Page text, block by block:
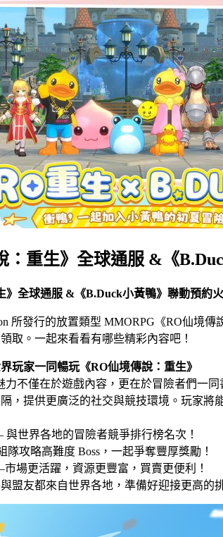
：重生》全球通服 &《
》全球通服 &《B.Duck小黃鴨》聯動預約
所發行的放置類型 MMORPG《RO仙境
取。一起來看看有哪些精彩內容吧！
玩家一同暢玩《RO仙境傳說：重生》
力不僅在於遊戲內容，更在於冒險者們
，提供更廣泛的社交與競技環境。玩家將
世界各地的冒險者競爭排行榜名次！
攻略高難度 Boss，一起爭奪豐厚獎勵！
場更活躍，資源更豐富，買賣更便利！
盟友都來自世界各地，準備好迎接更高的